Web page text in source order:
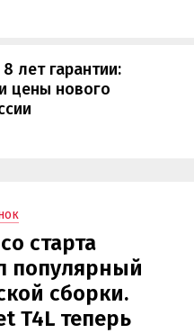
лет гарантии:
цены нового
старта
популярный
сборки.
T4L теперь